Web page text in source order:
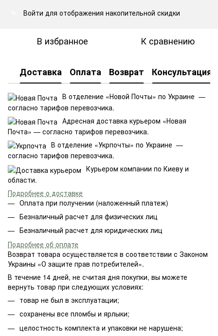
Войти для отображения накопительной скидки
В избранное К сравнению
Доставка Оплата Возврат Консультация
В отделение «Новой Почты» по Украине —
согласно тарифов перевозчика.
Адресная доставка курьером «Новая
Почта» — согласно тарифов перевозчика.
В отделение «Укрпочты» по Украине —
согласно тарифов перевозчика.
Курьером компании по Киеву и
области.
Подробнее о доставке
Оплата при получении (наложенный платеж)
Безналичный расчет для физических лиц
Безналичный расчет для юридических лиц
Подробнее об оплате
Возврат товара осуществляется в соответствии с Законом
Украины «О защите прав потребителей».
В течение 14 дней, не считая дня покупки, вы можете
вернуть товар при следующих условиях:
товар не был в эксплуатации;
сохранены все пломбы и ярлыки;
целостность комплекта и упаковки не нарушена;